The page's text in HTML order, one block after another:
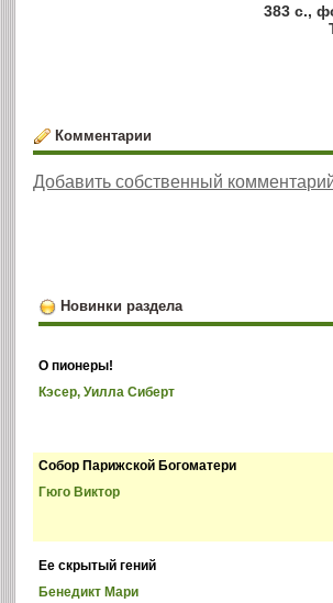
383 с.,
Комментарии
Добавить собственный
Новинки раздела
О пионеры!
Кэсер, Уилла Сиберт
Собор Парижской Богоматери
Гюго Виктор
Ее скрытый гений
Бенедикт Мари